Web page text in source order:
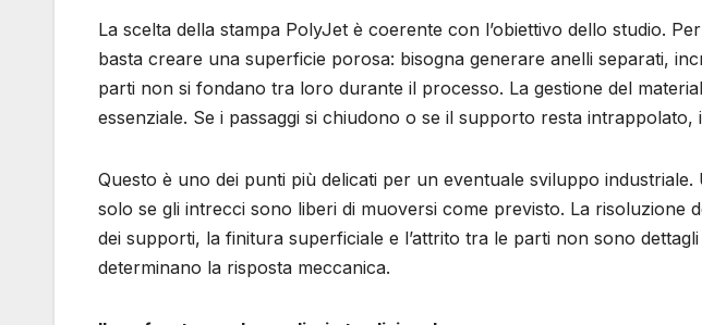
La scelta della stampa PolyJet è coerente con l’obiettivo dello studio.
basta creare una superficie porosa: bisogna generare anelli separati,
parti non si fondano tra loro durante il processo. La gestione del
essenziale. Se i passaggi si chiudono o se il supporto resta
Questo è uno dei punti più delicati per un eventuale sviluppo
solo se gli intrecci sono liberi di muoversi come previsto. La risoluzione
dei supporti, la finitura superficiale e l’attrito tra le parti non sono
determinano la risposta meccanica.